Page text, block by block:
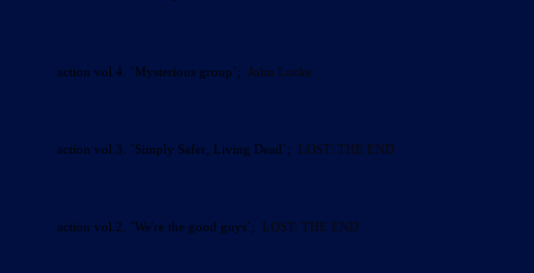
аction vol.4. `Mysterious group`; John Locke
action vol.3. `Simply Safer, Living Dead`; LOST: THE END
action vol.2. `We're the good guys`; LOST: THE END